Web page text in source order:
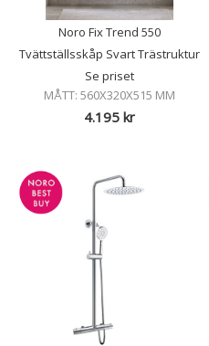
Noro Fix Trend 550
Tvättställsskåp Svart Trästruktur
Se priset
MÅTT: 560X320X515 MM
4.195kr